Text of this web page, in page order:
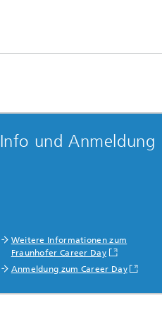
Info und Anmeldung
Weitere Informationen zum
Fraunhofer Career Day
Anmeldung zum Career Day